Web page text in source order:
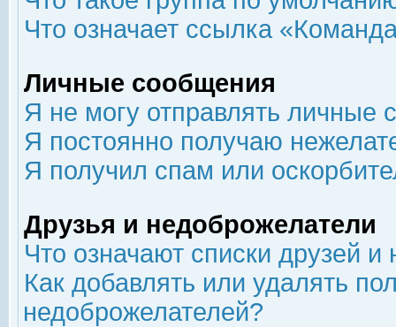
Что означает ссылка
Личные сообщения
Я не могу отправлять личные
Я постоянно получаю
Я получил спам или
Друзья и недоброжелатели
Что означают списки друзей
Как добавлять или удалять
недоброжелателей?